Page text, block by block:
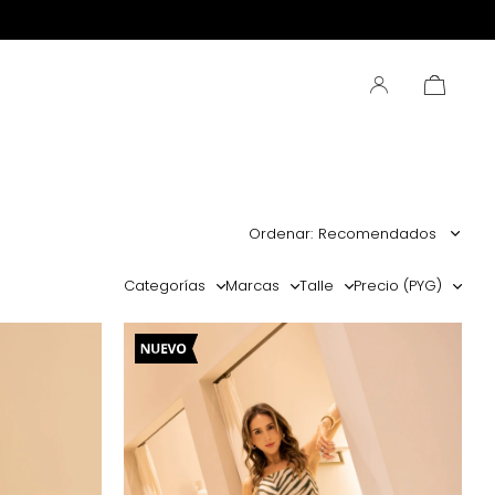
Recomendados
Categorías Marcas Talle Precio (PYG)